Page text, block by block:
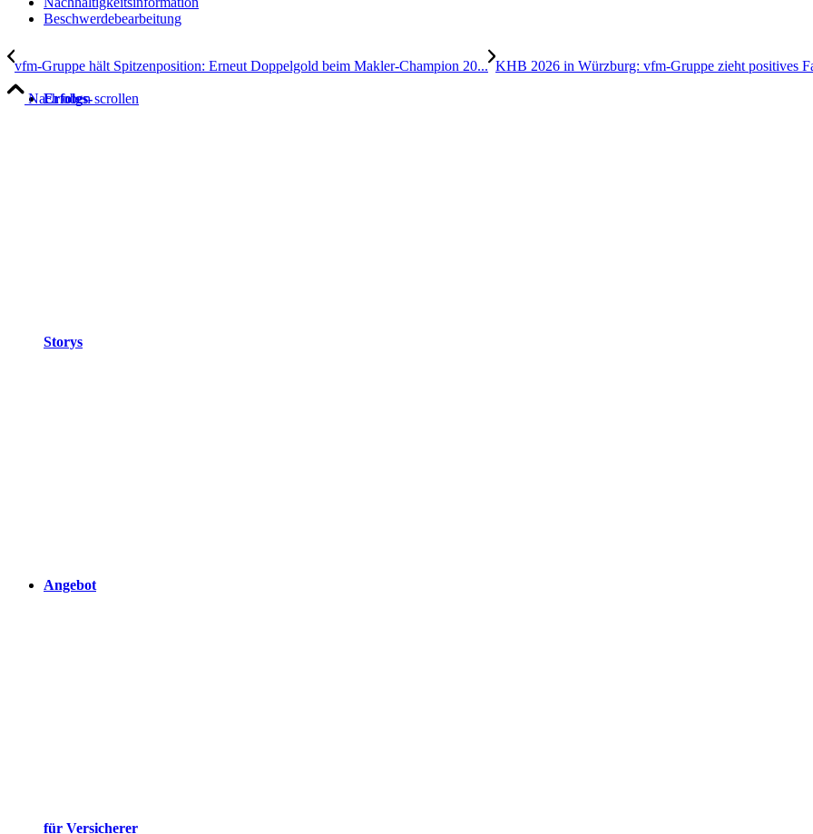
Erfolgs-
Storys
Angebot
für Versicherer
Beschwerdebearbeitung
vfm-Gruppe hält Spitzenposition: Erneut Doppelgold beim Makler-Champion 20... KHB 2026 in Würzburg: vfm-Gruppe zieht positives
Nach oben scrollen